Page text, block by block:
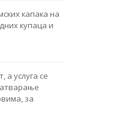
капака на
купаца и
а услуга се
за